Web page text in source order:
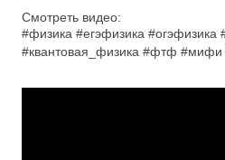
Смотреть видео:
#физика #егэфизика #огэфизика
#квантовая_физика #фтф